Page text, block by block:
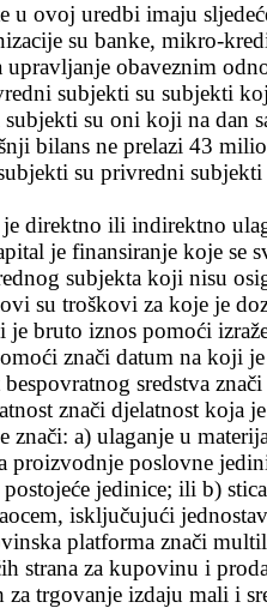
u ovoj uredbi imaju sljede
su banke, mikro-
upravljanje obaveznim
subjekti su subjekti
su oni koji na dan
bilans ne prelazi 43
su privredni subjekti
direktno ili indirektno
je finansiranje koje se
subjekta koji nisu
su troškovi za koje je
je bruto iznos pomoći
ći znači datum na koji
sredstva znači
znači djelatnost koja
znači: a) ulaganje u
proizvodnje poslovne
jedinice; ili b)
isključujući
platforma znači
strana za kupovinu i
za trgovanje izdaju mali i